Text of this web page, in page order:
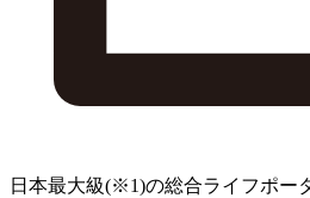
日本最大級(※1)の総合ライフポー